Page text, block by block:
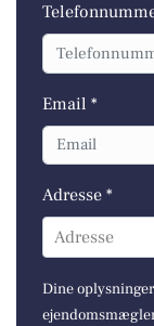
Email *
Adresse *
Adresse
Dine